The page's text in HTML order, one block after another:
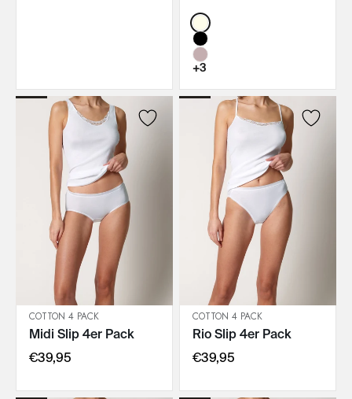
Color:
+3
IN DEN WARENKORB
COTTON 4 PACK
Midi Slip 4er Pack
€39,95
IN DEN WARENKORB
COTTON 4 PACK
Rio Slip 4er Pack
€39,95